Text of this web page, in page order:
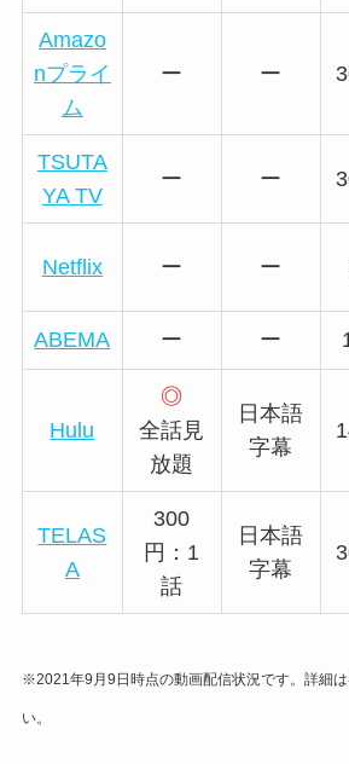
Amazo
nプライ
ム
ー ー
TSUTA
YA TV
ー ー
Netflix ー ー
ABEMA ー ー
Hulu
◎
全話見
放題
日本語
字幕
TELAS
A
300
円：1
話
日本語
字幕
※2021年9月9日時点の動画配信状況です。詳細
い。